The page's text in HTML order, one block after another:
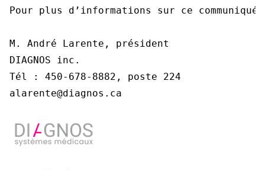
Pour plus d’informations sur ce
M. André Larente, président
DIAGNOS inc.
Tél : 450-678-8882, poste 224
alarente@diagnos.ca